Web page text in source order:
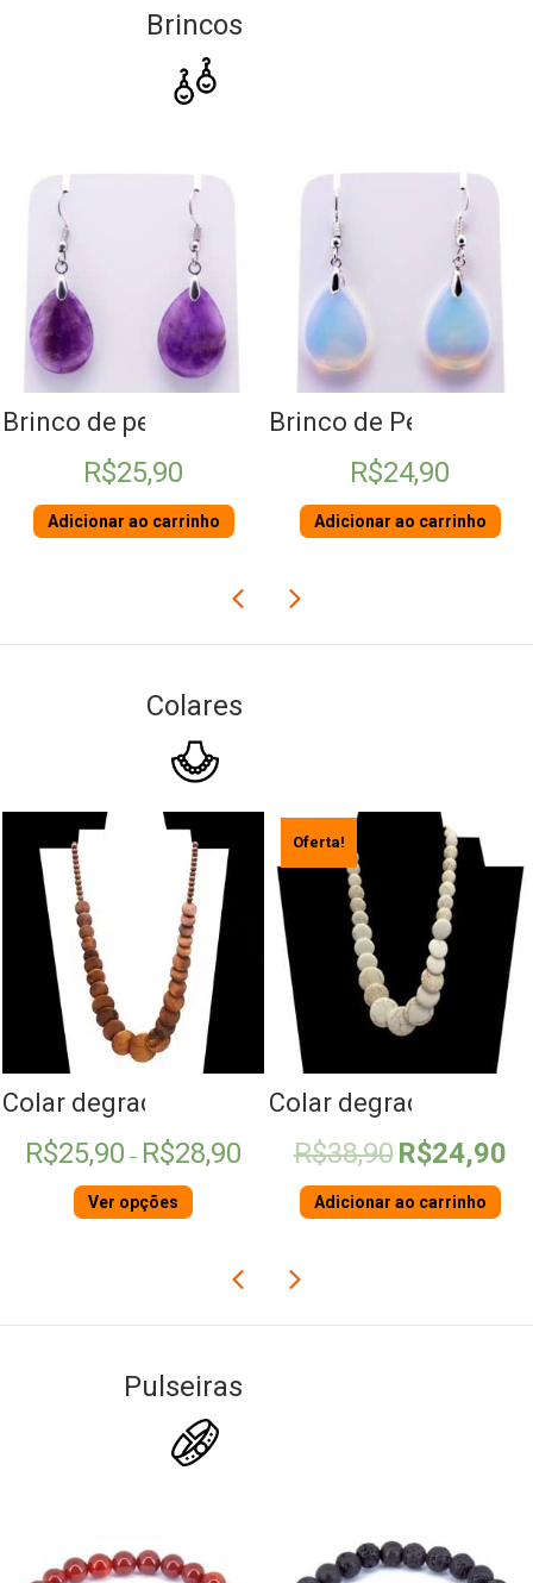
Brincos
Verde
Brinco de pedra gota Ametista
R$25,90
Adicionar ao carrinho
Brinco de Pedra da
R$24,90
Adicionar ao carrinho
Colares
Colar degradê de Madeira
R$25,90 – R$28,90
Ver opções
Oferta!
Colar degradê
R$38,90 O
preço
era:
R$38,90.
R$24,90
Adicionar ao carrinho
Pulseiras